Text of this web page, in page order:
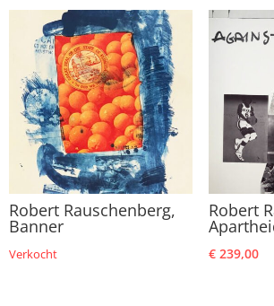
€
Robert Rauschenberg,
Banner
Verkocht
Robert
€239,00